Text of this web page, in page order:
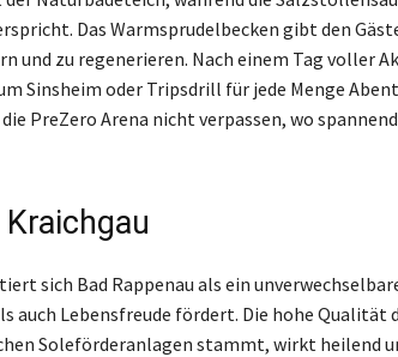
Das Warmsprudelbecken gibt den
und zu regenerieren. Nach einem Tag voller
Sinsheim oder Tripsdrill für jede Menge
PreZero Arena nicht verpassen, wo
sich Bad Rappenau als ein
auch Lebensfreude fördert. Die hohe Qualität
Soleförderanlagen stammt, wirkt heilend